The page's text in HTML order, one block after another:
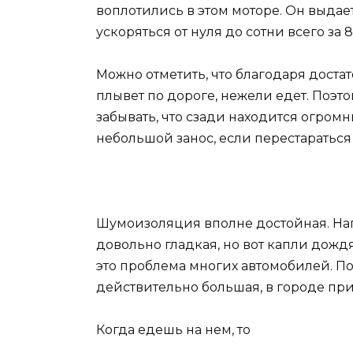
воплотились в этом моторе. Он
ускоряться от нуля до сотни всего за
Можно отметить, что благодаря
плывет по дороге, нежели едет.
забывать, что сзади находится
небольшой занос, если
Шумоизоляция вполне достойная.
довольно гладкая, но вот капли
это проблема многих автомобилей.
действительно большая, в городе
Когда едешь на нем, то